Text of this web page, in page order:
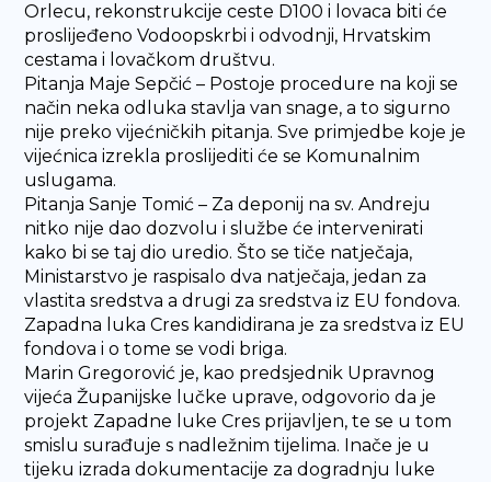
Orlecu, rekonstrukcije ceste D100 i lovaca biti će
proslijeđeno Vodoopskrbi i odvodnji, Hrvatskim
cestama i lovačkom društvu.
Pitanja Maje Sepčić – Postoje procedure na koji se
način neka odluka stavlja van snage, a to sigurno
nije preko vijećničkih pitanja. Sve primjedbe koje je
vijećnica izrekla proslijediti će se Komunalnim
uslugama.
Pitanja Sanje Tomić – Za deponij na sv. Andreju
nitko nije dao dozvolu i službe će intervenirati
kako bi se taj dio uredio. Što se tiče natječaja,
Ministarstvo je raspisalo dva natječaja, jedan za
vlastita sredstva a drugi za sredstva iz EU fondova.
Zapadna luka Cres kandidirana je za sredstva iz EU
fondova i o tome se vodi briga.
Marin Gregorović je, kao predsjednik Upravnog
vijeća Županijske lučke uprave, odgovorio da je
projekt Zapadne luke Cres prijavljen, te se u tom
smislu surađuje s nadležnim tijelima. Inače je u
tijeku izrada dokumentacije za dogradnju luke